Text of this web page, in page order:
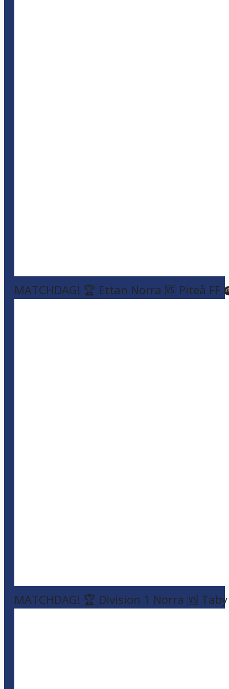
MATCHDAG! 🏆 Ettan Norra 🆚 Piteå FF
MATCHDAG! 🏆 Division 1 Norra 🆚